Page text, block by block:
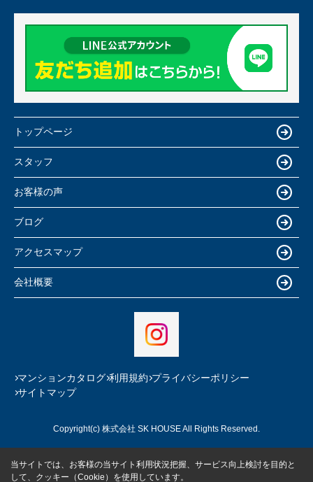
トップページ
スタッフ
お客様の声
ブログ
アクセスマップ
会社概要
マンションカタログ 利用規約 プライバシーポリシー
サイトマップ
Copyright(c) 株式会社 SK HOUSE All Rights Reserved.
当サイトでは、お客様の当サイト利用状況把握、サービス向上検討を目的と
して、クッキー（Cookie）を使用しています。